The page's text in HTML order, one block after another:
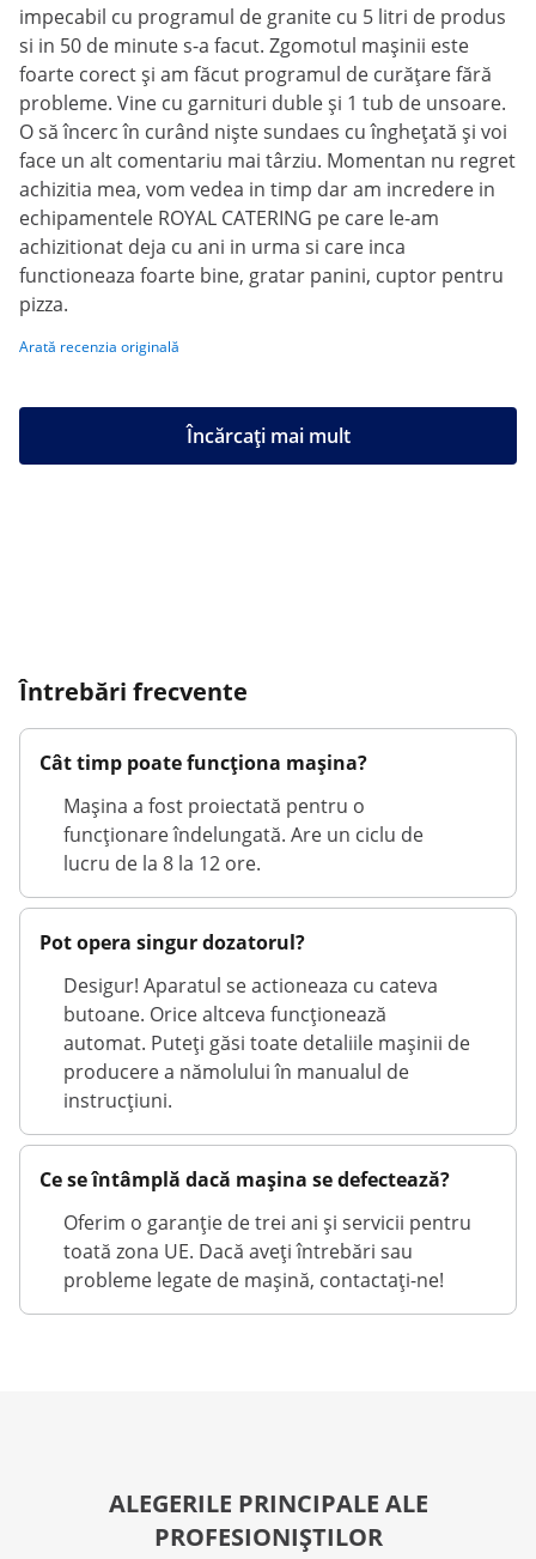
impecabil cu programul de granite cu 5 litri de produs
si in 50 de minute s-a facut. Zgomotul mașinii este
foarte corect și am făcut programul de curățare fără
probleme. Vine cu garnituri duble și 1 tub de unsoare.
O să încerc în curând niște sundaes cu înghețată și voi
face un alt comentariu mai târziu. Momentan nu regret
achizitia mea, vom vedea in timp dar am incredere in
echipamentele ROYAL CATERING pe care le-am
achizitionat deja cu ani in urma si care inca
functioneaza foarte bine, gratar panini, cuptor pentru
pizza.
Arată recenzia originală
Încărcați mai mult
Întrebări frecvente
Cât timp poate funcționa mașina?
Mașina a fost proiectată pentru o
funcționare îndelungată. Are un ciclu de
lucru de la 8 la 12 ore.
Pot opera singur dozatorul?
Desigur! Aparatul se actioneaza cu cateva
butoane. Orice altceva funcționează
automat. Puteți găsi toate detaliile mașinii de
producere a nămolului în manualul de
instrucțiuni.
Ce se întâmplă dacă mașina se defectează?
Oferim o garanție de trei ani și servicii pentru
toată zona UE. Dacă aveți întrebări sau
probleme legate de mașină, contactați-ne!
ALEGERILE PRINCIPALE ALE
PROFESIONIȘTILOR